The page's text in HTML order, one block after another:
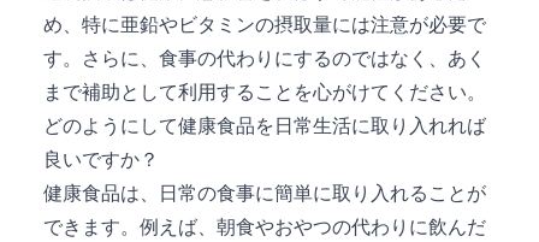
め、特に亜鉛やビタミンの摂取量には注意が必要で
す。さらに、食事の代わりにするのではなく、あく
まで補助として利用することを心がけてください。
どのようにして健康食品を日常生活に取り入れれば
良いですか？
健康食品は、日常の食事に簡単に取り入れることが
できます。例えば、朝食やおやつの代わりに飲んだ